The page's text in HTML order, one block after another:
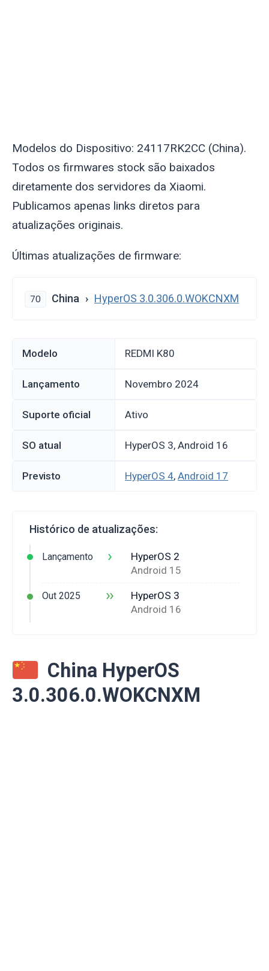
Modelos do Dispositivo: 24117RK2CC (China).
Todos os firmwares stock são baixados
diretamente dos servidores da Xiaomi.
Publicamos apenas links diretos para
atualizações originais.
Últimas atualizações de firmware:
70 China HyperOS 3.0.306.0.WOKCNXM
Modelo REDMI K80
Lançamento novembro 2024
Suporte oficial Ativo
SO atual HyperOS 3, Android 16
Previsto HyperOS 4, Android 17
Histórico de atualizações:
Lançamento ›
HyperOS 2
Android 15
Out 2025 ››
HyperOS 3
Android 16
China HyperOS
3.0.306.0.WOKCNXM